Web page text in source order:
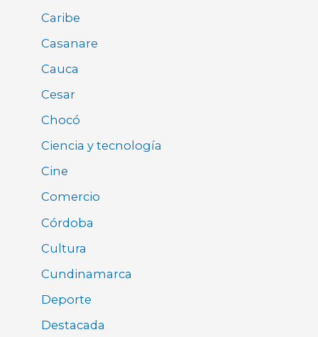
Caribe
Casanare
Cauca
Cesar
Chocó
Ciencia y tecnología
Cine
Comercio
Córdoba
Cultura
Cundinamarca
Deporte
Destacada